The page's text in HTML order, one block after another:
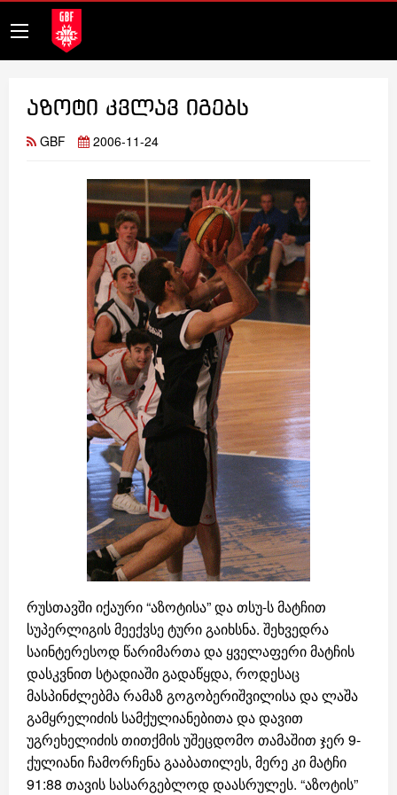
აზოტი კვლავ იგებს
GBF 2006-11-24
რუსთავში იქაური “აზოტისა” და თსუ-ს მატჩით
სუპერლიგის მეექვსე ტური გაიხსნა. შეხვედრა
საინტერესოდ წარიმართა და ყველაფერი მატჩის
დასკვნით სტადიაში გადაწყდა, როდესაც
მასპინძლებმა რამაზ გოგობერიშვილისა და ლაშა
გამყრელიძის სამქულიანებითა და დავით
უგრეხელიძის თითქმის უშეცდომო თამაშით ჯერ 9-
ქულიანი ჩამორჩენა გააბათილეს, მერე კი მატჩი
91:88 თავის სასარგებლოდ დაასრულეს. “აზოტის”